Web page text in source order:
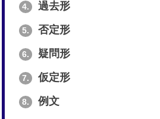
4. 過去形
5. 否定形
6. 疑問形
7. 仮定形
8. 例文